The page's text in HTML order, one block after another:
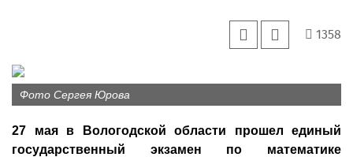
1358
Фото Сергея Юрова
27 мая в Вологодской области прошел единый
государственный экзамен по математике